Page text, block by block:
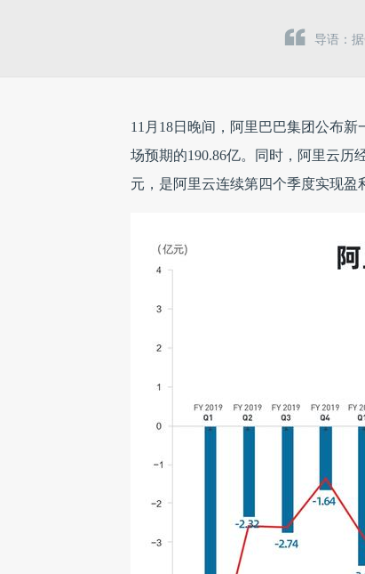
导语：
11月18日晚间，阿里巴巴集团公布
场预期的190.86亿。同时，阿里云历
元，是阿里云连续第四个季度实现盈